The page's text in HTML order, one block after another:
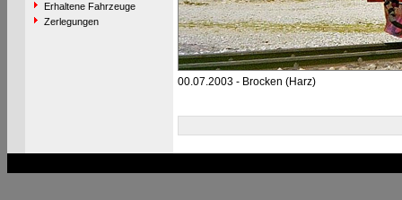
Erhaltene Fahrzeuge
Zerlegungen
00.07.2003 - Brocken (Harz)